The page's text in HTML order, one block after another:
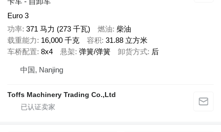
Euro 3
功率 371 马力 (273 千瓦) 燃油 柴油
载重能力
16,000 千克 容积 31.88 立方米
车桥配置 8x4 悬架 弹簧/弹簧 卸货方式 后
中国, Nanjing
Toffs Machinery Trading Co.,Ltd